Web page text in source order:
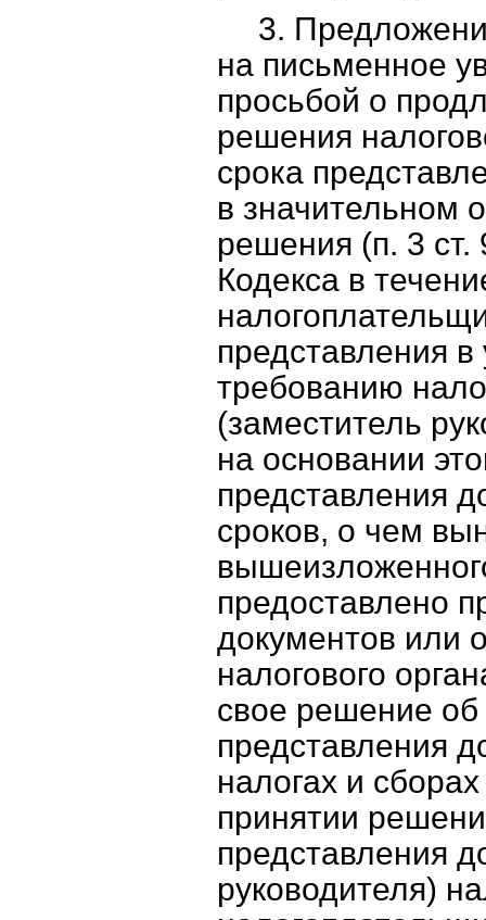
3.
на письменное
просьбой о
решения
срока
в значительном
решения (п. 3 ст.
Кодекса в
представления
требованию
(заместитель
на основании
представления
сроков, о чем
предоставлено
документов или
налогового
свое решение об
представления
налогах и
принятии
представления
руководителя)